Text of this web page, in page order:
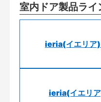
室内ドア製品ライ
ieria(イエリア)
ieria(イエリ